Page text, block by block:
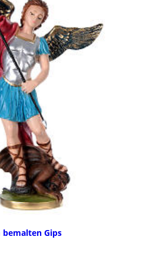
bemalten Gips